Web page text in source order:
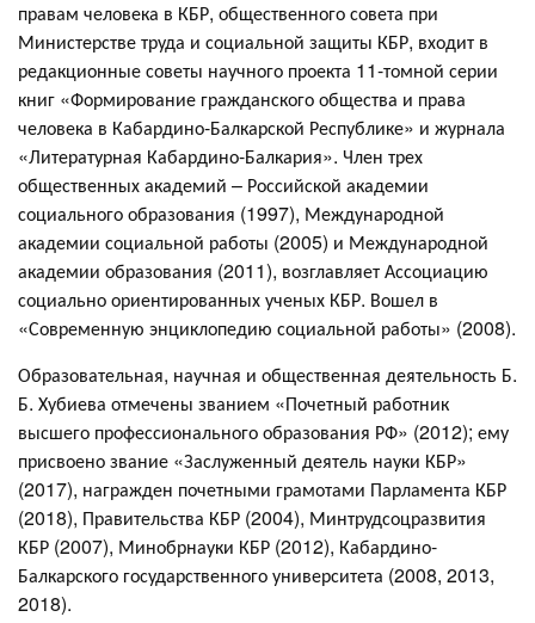
правам человека в КБР, общественного совета при
Министерстве труда и социальной защиты КБР, входит в
редакционные советы научного проекта 11-томной серии
книг «Формирование гражданского общества и права
человека в Кабардино-Балкарской Республике» и журнала
«Литературная Кабардино-Балкария». Член трех
общественных академий – Российской академии
социального образования (1997), Международной
академии социальной работы (2005) и Международной
академии образования (2011), возглавляет Ассоциацию
социально ориентированных ученых КБР. Вошел в
«Современную энциклопедию социальной работы» (2008).
Образовательная, научная и общественная деятельность Б.
Б. Хубиева отмечены званием «Почетный работник
высшего профессионального образования РФ» (2012); ему
присвоено звание «Заслуженный деятель науки КБР»
(2017), награжден почетными грамотами Парламента КБР
(2018), Правительства КБР (2004), Минтрудсоцразвития
КБР (2007), Минобрнауки КБР (2012), Кабардино-
Балкарского государственного университета (2008, 2013,
2018).